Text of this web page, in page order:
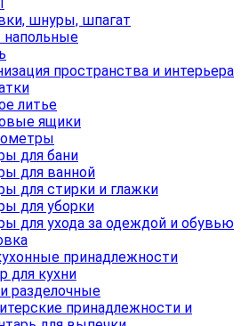
шнуры, шпагат
пространства и интерьера
литье
ящики
для бани
для ванной
для стирки и глажки
для уборки
для ухода за одеждой и обувью
принадлежности
для кухни
разделочные
принадлежности и